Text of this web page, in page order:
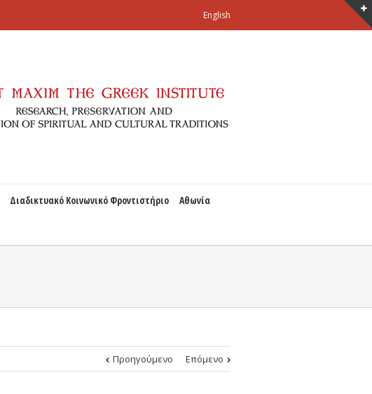
English
Διαδικτυακό Κοινωνικό Φροντιστήριο Αθωνία
Προηγούμενο Επόμενο